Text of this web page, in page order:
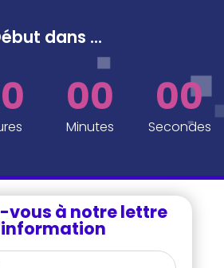
dans ...
00
Minutes
00
Secondes
vous à notre lettre